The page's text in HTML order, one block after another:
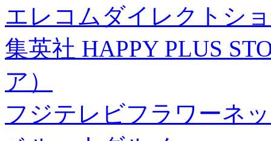
エレコムダイレクトシ
集英社 HAPPY PLUS
ア）
フジテレビフラワーネ